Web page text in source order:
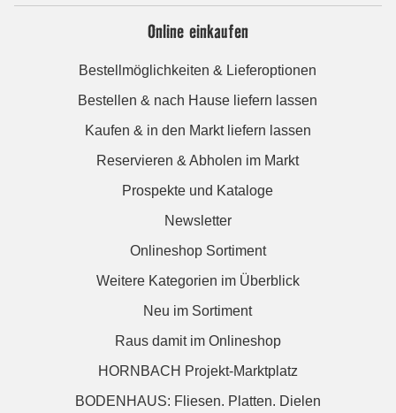
Online einkaufen
Bestellmöglichkeiten & Lieferoptionen
Bestellen & nach Hause liefern lassen
Kaufen & in den Markt liefern lassen
Reservieren & Abholen im Markt
Prospekte und Kataloge
Newsletter
Onlineshop Sortiment
Weitere Kategorien im Überblick
Neu im Sortiment
Raus damit im Onlineshop
HORNBACH Projekt-Marktplatz
BODENHAUS: Fliesen. Platten. Dielen